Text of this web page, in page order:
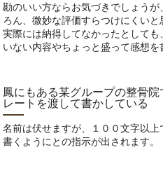
勘のいい方ならお気づきでしょう
ろん、微妙な評価すらつけにくいと
実際には納得してなかったとして
いない内容やちょっと盛って感想を
鳳にもある某グループの整骨
レートを渡して書かしている
名前は伏せますが、１００文字以
書くようにとの指示が出されます。